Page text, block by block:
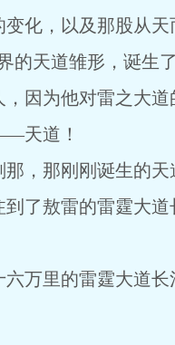
化，以及那股从
的天道雏形，诞生
，因为他对雷之大
天道！
，那刚刚诞生的
了敖雷的雷霆大道
万里的雷霆大道